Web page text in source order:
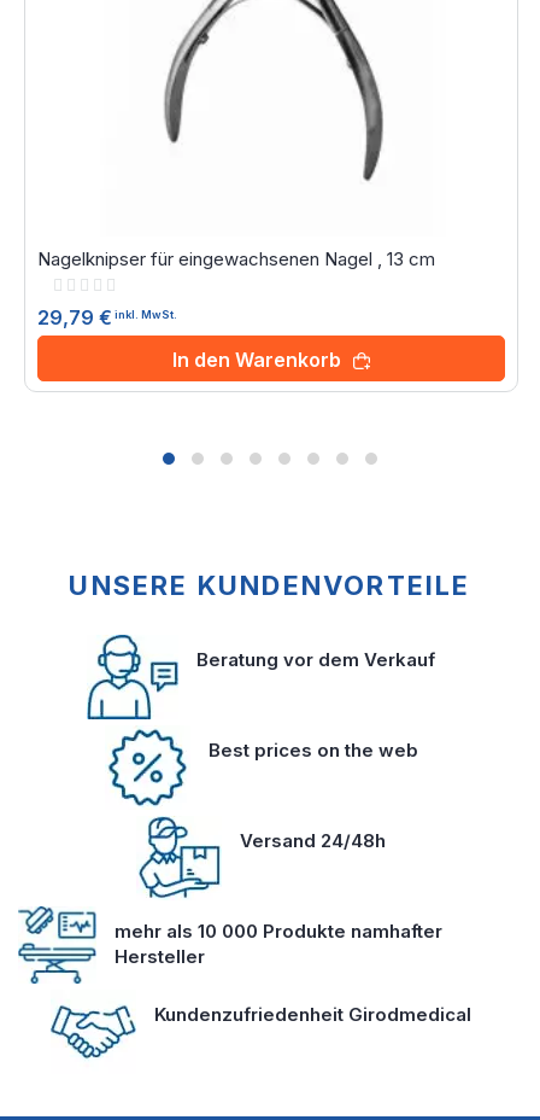
Nagelknipser für eingewachsenen Nagel , 13 cm
Rating:
29,79 € inkl. MwSt.
In den Warenkorb
UNSERE KUNDENVORTEILE
Beratung vor dem Verkauf
Best prices on the web
Versand 24/48h
mehr als 10 000 Produkte namhafter
Hersteller
Kundenzufriedenheit Girodmedical